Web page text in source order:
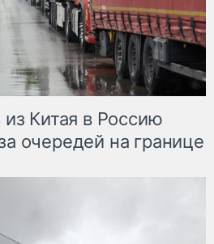
из Китая в Россию
очередей на границе